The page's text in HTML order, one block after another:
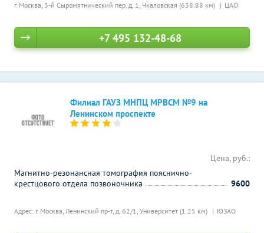
г. Москва, 3-й Сыромятнический пер. д. 1, Чкаловская (638.88 км) ЦАО
+7 495 132-48-68
Филиал ГАУЗ МНПЦ МРВСМ №9 на
Ленинском проспекте
Адрес: г. Москва, Ленинский пр-т, д. 62/1, Университет (1.25 км) ЮЗАО
Цена, руб.:
Магнитно-резонансная томография пояснично-
крестцового отдела позвоночника
9600